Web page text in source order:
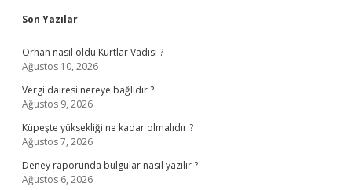
Sidebar
Son Yazılar
Orhan nasıl öldü Kurtlar Vadisi ?
Ağustos 10, 2026
Vergi dairesi nereye bağlıdır ?
Ağustos 9, 2026
Küpeşte yüksekliği ne kadar olmalıdır ?
Ağustos 7, 2026
Deney raporunda bulgular nasıl yazılır ?
Ağustos 6, 2026